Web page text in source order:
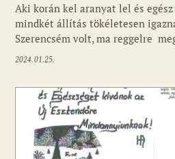
Aki korán kel aranyat lel és
mindkét állítás tökéletesen
Szerencsém volt, ma reggelre
2024.01.25.